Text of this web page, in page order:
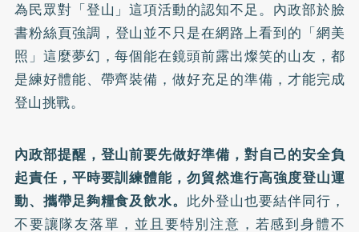
為民眾對「登山」這項活動的認知不足。內政部於臉
書粉絲頁強調，登山並不只是在網路上看到的「網美
照」這麼夢幻，每個能在鏡頭前露出燦笑的山友，都
是練好體能、帶齊裝備，做好充足的準備，才能完成
登山挑戰。
內政部提醒，登山前要先做好準備，對自己的安全負
起責任，平時要訓練體能，勿貿然進行高強度登山運
動、攜帶足夠糧食及飲水。此外登山也要結伴同行，
不要讓隊友落單，並且要特別注意，若感到身體不